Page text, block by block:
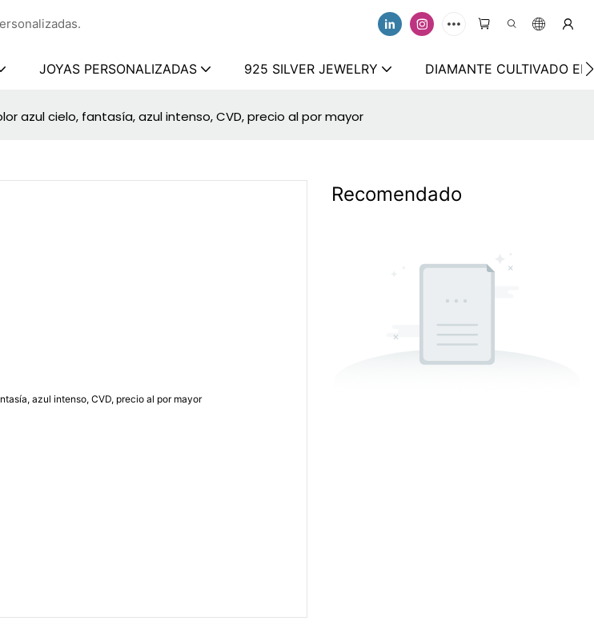
JOYAS PERSONALIZADAS 925 SILVER JEWELRY DIAMANTE CULTIVADO EN
azul cielo, fantasía, azul intenso, CVD, precio al por mayor
Recomendado